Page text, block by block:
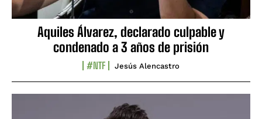
Aquiles Álvarez, declarado culpable y
condenado a 3 años de prisión
#NTF Jesús Alencastro